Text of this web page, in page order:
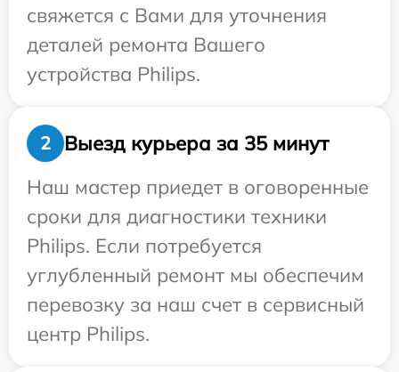
свяжется с Вами для уточнения
деталей ремонта Вашего
устройства Philips.
2
Выезд курьера за 35 минут
Наш мастер приедет в оговоренные
сроки для диагностики техники
Philips. Если потребуется
углубленный ремонт мы обеспечим
перевозку за наш счет в сервисный
центр Philips.